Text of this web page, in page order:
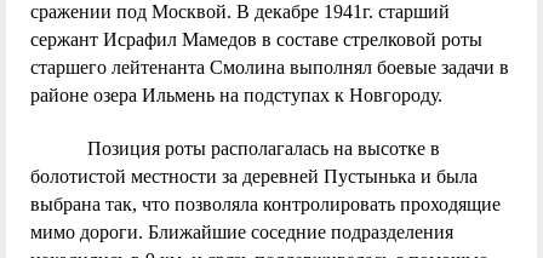
сражении под Москвой. В декабре 1941г. старший
сержант Исрафил Мамедов в составе стрелковой роты
старшего лейтенанта Смолина выполнял боевые задачи в
районе озера Ильмень на подступах к Новгороду.
Позиция роты располагалась на высотке в
болотистой местности за деревней Пустынька и была
выбрана так, что позволяла контролировать проходящие
мимо дороги. Ближайшие соседние подразделения